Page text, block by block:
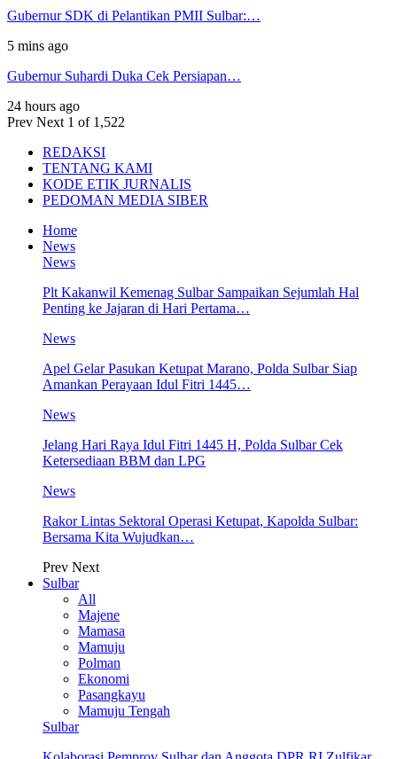
Gubernur SDK di Pelantikan PMII Sulbar:…
5 mins ago
Gubernur Suhardi Duka Cek Persiapan…
24 hours ago
Prev Next 1 of 1,522
REDAKSI
TENTANG KAMI
KODE ETIK JURNALIS
PEDOMAN MEDIA SIBER
Home
News
News
Plt Kakanwil Kemenag Sulbar Sampaikan Sejumlah Hal
Penting ke Jajaran di Hari Pertama…
News
Apel Gelar Pasukan Ketupat Marano, Polda Sulbar Siap
Amankan Perayaan Idul Fitri 1445…
News
Jelang Hari Raya Idul Fitri 1445 H, Polda Sulbar Cek
Ketersediaan BBM dan LPG
News
Rakor Lintas Sektoral Operasi Ketupat, Kapolda Sulbar:
Bersama Kita Wujudkan…
Prev Next
Sulbar
All
Majene
Mamasa
Mamuju
Polman
Ekonomi
Pasangkayu
Mamuju Tengah
Sulbar